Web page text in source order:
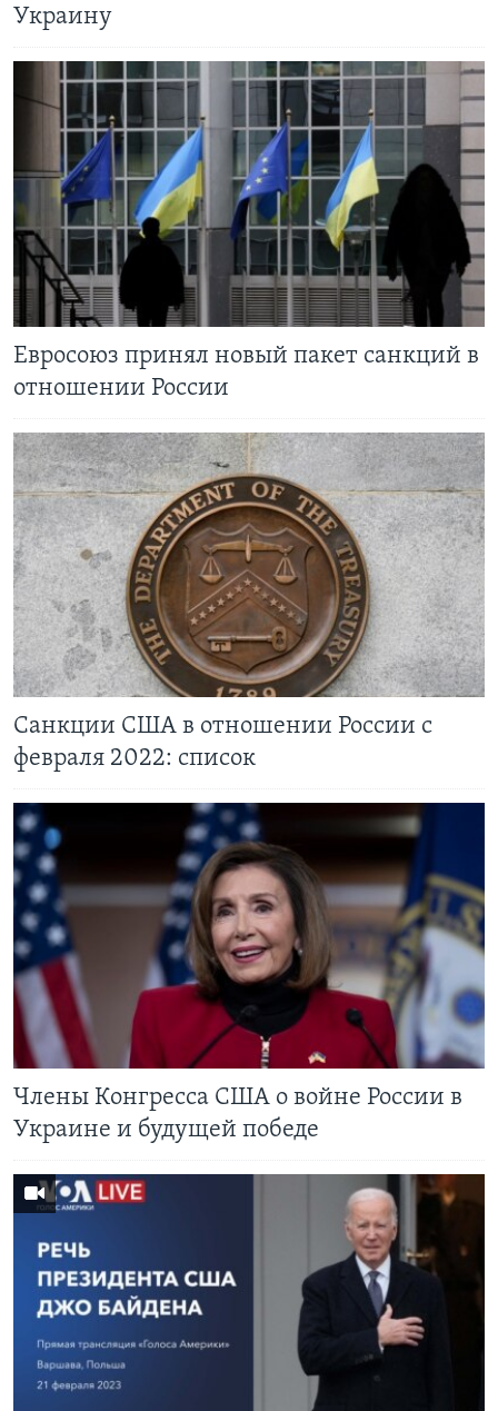
Украину
Евросоюз принял новый пакет санкций в
отношении России
Санкции США в отношении России с
февраля 2022: список
Члены Конгресса США о войне России в
Украине и будущей победе